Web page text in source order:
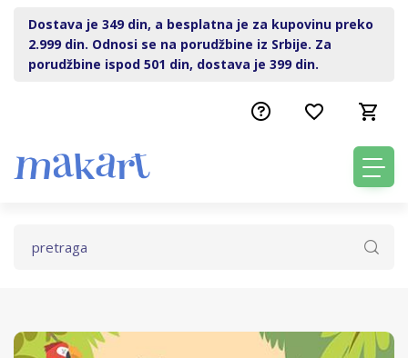
Dostava je 349 din, a besplatna je za kupovinu preko
2.999 din. Odnosi se na porudžbine iz Srbije. Za
porudžbine ispod 501 din, dostava je 399 din.